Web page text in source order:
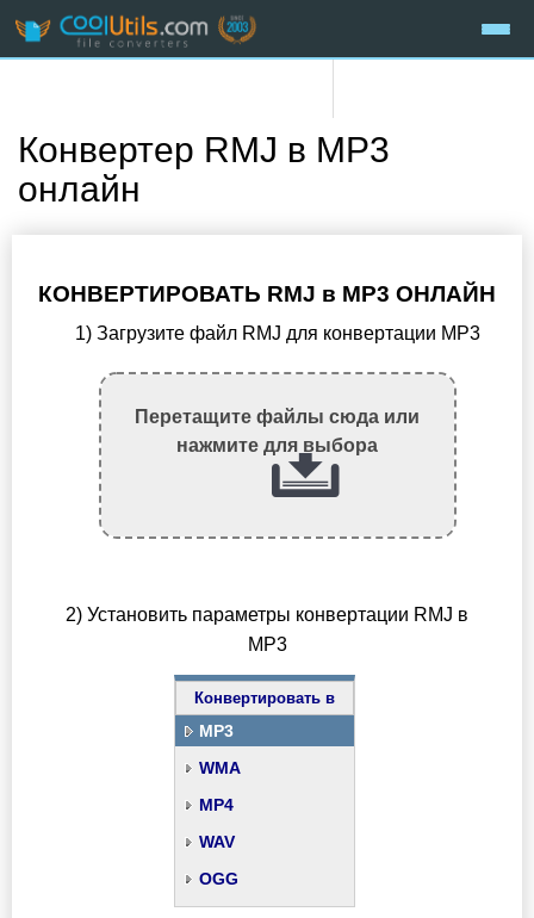
Конвертер RMJ в MP3
онлайн
КОНВЕРТИРОВАТЬ RMJ в MP3 ОНЛАЙН
1) Загрузите файл RMJ для конвертации MP3
Перетащите файлы сюда или
нажмите для выбора
2) Установить параметры конвертации RMJ в
MP3
Конвертировать в
MP3
WMA
MP4
WAV
OGG